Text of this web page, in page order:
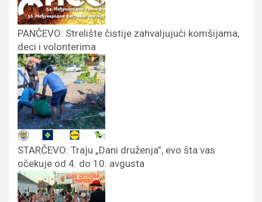
PANČEVO: Strelište čistije zahvaljujući komšijama,
deci i volonterima
STARČEVO: Traju „Dani druženja”, evo šta vas
očekuje od 4. do 10. avgusta